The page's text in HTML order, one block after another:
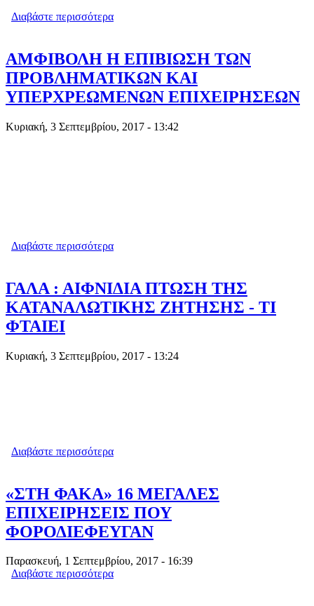
Διαβάστε περισσότερα
ΜΕ ΤΟΝ ΕΞΩΔΙΚΑΣΤΙΚΟ
ΑΜΦΙΒΟΛΗ Η ΕΠΙΒΙΩΣΗ ΤΩΝ
ΠΡΟΒΛΗΜΑΤΙΚΩΝ ΚΑΙ
ΥΠΕΡΧΡΕΩΜΕΝΩΝ ΕΠΙΧΕΙΡΗΣΕΩΝ
Κυριακή, 3 Σεπτεμβρίου, 2017 - 13:42
Διαβάστε περισσότερα
ΓΑΛΑ : ΑΙΦΝΙΔΙΑ ΠΤΩΣΗ ΤΗΣ
ΚΑΤΑΝΑΛΩΤΙΚΗΣ ΖΗΤΗΣΗΣ - ΤΙ
ΦΤΑΙΕΙ
Κυριακή, 3 Σεπτεμβρίου, 2017 - 13:24
Διαβάστε περισσότερα
«ΣΤΗ ΦΑΚΑ» 16 ΜΕΓΑΛΕΣ
ΕΠΙΧΕΙΡΗΣΕΙΣ ΠΟΥ
ΦΟΡΟΔΙΕΦΕΥΓΑΝ
Παρασκευή, 1 Σεπτεμβρίου, 2017 - 16:39
Διαβάστε περισσότερα